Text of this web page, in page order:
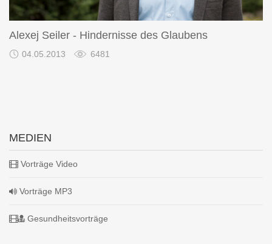
Alexej Seiler - Hindernisse des Glaubens
04.05.2013 6481
MEDIEN
Vorträge Video
Vorträge MP3
Gesundheitsvorträge